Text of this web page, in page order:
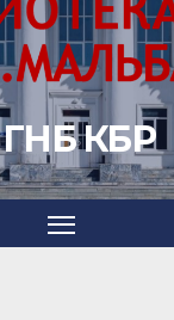
ГНБ КБР